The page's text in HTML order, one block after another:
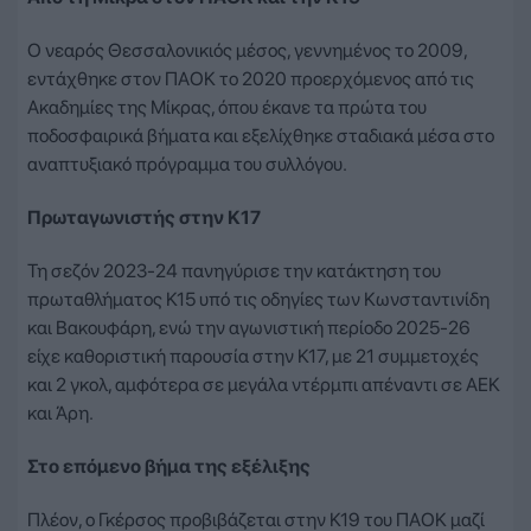
Ο νεαρός Θεσσαλονικιός μέσος, γεννημένος το 2009,
εντάχθηκε στον ΠΑΟΚ το 2020 προερχόμενος από τις
Ακαδημίες της Μίκρας, όπου έκανε τα πρώτα του
ποδοσφαιρικά βήματα και εξελίχθηκε σταδιακά μέσα στο
αναπτυξιακό πρόγραμμα του συλλόγου.
Πρωταγωνιστής στην Κ17
Τη σεζόν 2023-24 πανηγύρισε την κατάκτηση του
πρωταθλήματος Κ15 υπό τις οδηγίες των Κωνσταντινίδη
και Βακουφάρη, ενώ την αγωνιστική περίοδο 2025-26
είχε καθοριστική παρουσία στην Κ17, με 21 συμμετοχές
και 2 γκολ, αμφότερα σε μεγάλα ντέρμπι απέναντι σε ΑΕΚ
και Άρη.
Στο επόμενο βήμα της εξέλιξης
Πλέον, ο Γκέρσος προβιβάζεται στην Κ19 του ΠΑΟΚ μαζί